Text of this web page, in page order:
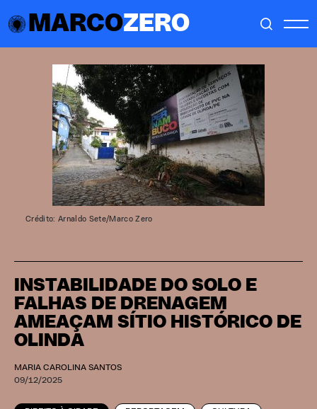
MARCOZERO
INSTABILIDADE DO SOLO E
FALHAS DE DRENAGEM
AMEAÇAM SÍTIO HISTÓRICO DE
OLINDA
MARIA CAROLINA SANTOS
09/12/2025
Crédito: Arnaldo Sete/Marco Zero